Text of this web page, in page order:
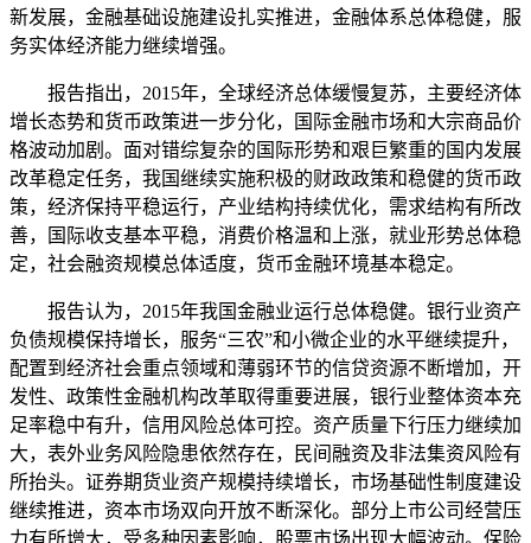
新发展，金融基础设施建设扎实推进，金融体系总体稳健，服
务实体经济能力继续增强。
报告指出，2015年，全球经济总体缓慢复苏，主要经济体
增长态势和货币政策进一步分化，国际金融市场和大宗商品价
格波动加剧。面对错综复杂的国际形势和艰巨繁重的国内发展
改革稳定任务，我国继续实施积极的财政政策和稳健的货币政
策，经济保持平稳运行，产业结构持续优化，需求结构有所改
善，国际收支基本平稳，消费价格温和上涨，就业形势总体稳
定，社会融资规模总体适度，货币金融环境基本稳定。
报告认为，2015年我国金融业运行总体稳健。银行业资产
负债规模保持增长，服务“三农”和小微企业的水平继续提升，
配置到经济社会重点领域和薄弱环节的信贷资源不断增加，开
发性、政策性金融机构改革取得重要进展，银行业整体资本充
足率稳中有升，信用风险总体可控。资产质量下行压力继续加
大，表外业务风险隐患依然存在，民间融资及非法集资风险有
所抬头。证券期货业资产规模持续增长，市场基础性制度建设
继续推进，资本市场双向开放不断深化。部分上市公司经营压
力有所增大，受多种因素影响，股票市场出现大幅波动。保险